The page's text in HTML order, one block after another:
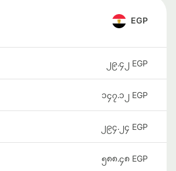
EGP
၂၉.၄၂ EGP
၁၄၇.၁၂ EGP
၂၉၄.၂၄ EGP
၅၈၈.၄၈ EGP